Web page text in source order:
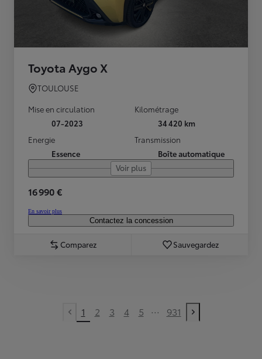
Toyota Aygo X
TOULOUSE
Mise en circulation
07-2023
Kilométrage
34 420 km
Energie
Essence
Transmission
Boîte automatique
Voir plus
16 990 €
En savoir plus
Contactez la concession
Comparez Sauvegardez
Previous page
1 2 3 4 5 ... 931
Next page